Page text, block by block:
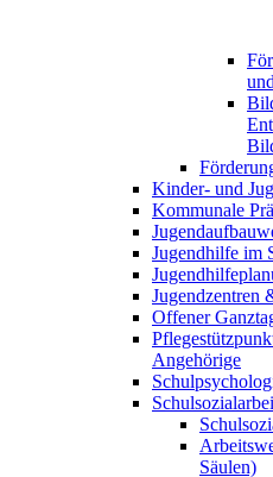
Kinder- und
Kommunale
Jugendhilfe im
Jugendzentren
Offener
Angehörige
Säulen)